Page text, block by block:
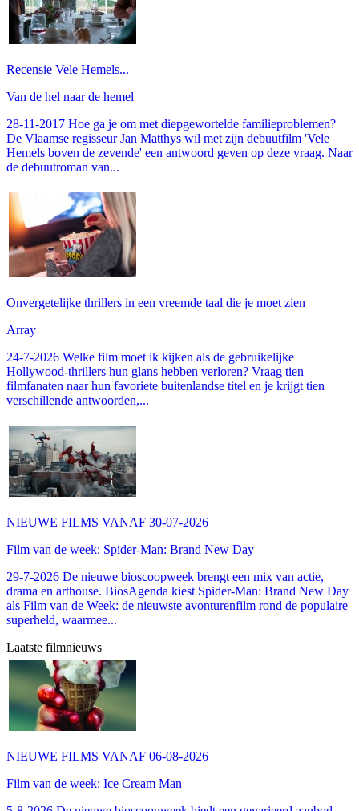
Recensie Vele Hemels...
Van de hel naar de hemel
28-11-2017 Hoe ga je om met diepgewortelde familieproblemen?
De Vlaamse regisseur Jan Matthys wil met zijn debuutfilm 'Vele
Hemels boven de zevende' een antwoord geven op deze vraag. Naar
de debuutroman van...
Onvergetelijke thrillers in een vreemde taal die je moet zien
Array
24-7-2026 Welke film moet ik kijken als de gebruikelijke
Hollywood-thrillers hun glans hebben verloren? Vraag tien
filmfanaten naar hun favoriete buitenlandse titel en je krijgt tien
verschillende antwoorden,...
NIEUWE FILMS VANAF 30-07-2026
Film van de week: Spider-Man: Brand New Day
29-7-2026 De nieuwe bioscoopweek brengt een mix van actie,
drama en arthouse. BiosAgenda kiest Spider-Man: Brand New Day
als Film van de Week: de nieuwste avonturenfilm rond de populaire
superheld, waarmee...
Laatste filmnieuws
NIEUWE FILMS VANAF 06-08-2026
Film van de week: Ice Cream Man